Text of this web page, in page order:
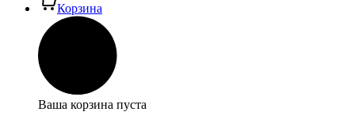
Корзина
Ваша корзина пуста